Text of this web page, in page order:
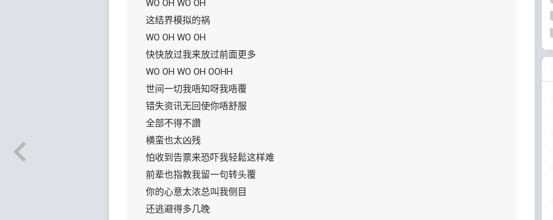
WO OH WO OH
这结界模拟的祸
WO OH WO OH
快快放过我来放过前面更多
WO OH WO OH OOHH
世间一切我唔知呀我唔覆
错失资讯无回使你唔舒服
全部不得不讚
横蛮也太凶残
怕收到告票来恐吓我轻鬆这样难
前辈也指教我留一句转头覆
你的心意太浓总叫我侧目
还逃避得多几晚